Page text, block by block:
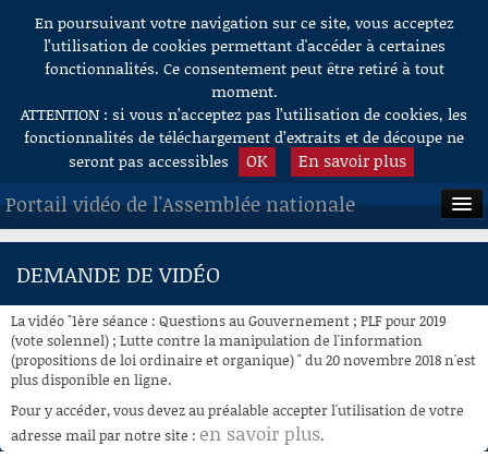
Aller au contenu
En poursuivant votre navigation sur ce site, vous acceptez
l’utilisation de cookies permettant d'accéder à certaines
fonctionnalités. Ce consentement peut être retiré à tout
moment.
ATTENTION : si vous n’acceptez pas l’utilisation de cookies, les
fonctionnalités de téléchargement d’extraits et de découpe ne
seront pas accessibles
OK En savoir plus
Portail vidéo de l'Assemblée nationale
ACCUEIL
À LA DEMANDE
RECHERCHE
AIDE À LA DÉCOUPE
DE VIDÉOS
DEMANDE DE VIDÉO
La vidéo "1ère séance : Questions au Gouvernement ; PLF pour 2019
(vote solennel) ; Lutte contre la manipulation de l'information
(propositions de loi ordinaire et organique) " du 20 novembre 2018 n'est
plus disponible en ligne.
Pour y accéder, vous devez au préalable accepter l'utilisation de votre
adresse mail par notre site : en savoir plus.